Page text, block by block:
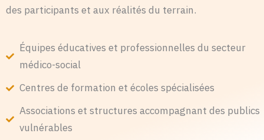
des participants et aux réalités du terrain.
Équipes éducatives et professionnelles du secteur
médico-social
Centres de formation et écoles spécialisées
Associations et structures accompagnant des publics
vulnérables